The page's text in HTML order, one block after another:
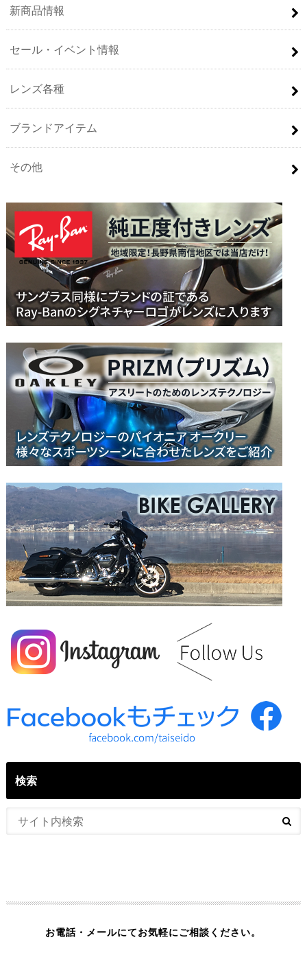
新商品情報
セール・イベント情報
レンズ各種
ブランドアイテム
その他
検索
お電話・メールにてお気軽にご相談ください。